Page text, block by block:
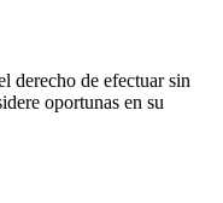
derecho de efectuar sin
oportunas en su